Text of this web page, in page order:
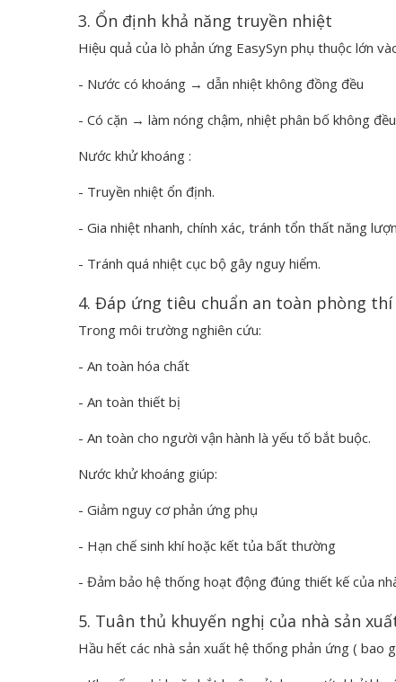
3. Ổn định khả năng truyền nhiệt
Hiệu quả của lò phản ứng EasySyn phụ thuộc lớn
- Nước có khoáng → dẫn nhiệt không đồng đều
- Có cặn → làm nóng chậm, nhiệt phân bố không
Nước khử khoáng :
- Truyền nhiệt ổn định.
- Gia nhiệt nhanh, chính xác, tránh tổn thất năng
- Tránh quá nhiệt cục bộ gây nguy hiểm.
4. Đáp ứng tiêu chuẩn an toàn phòng
Trong môi trường nghiên cứu:
- An toàn hóa chất
- An toàn thiết bị
- An toàn cho người vận hành là yếu tố bắt buộc.
Nước khử khoáng giúp:
- Giảm nguy cơ phản ứng phụ
- Hạn chế sinh khí hoặc kết tủa bất thường
- Đảm bảo hệ thống hoạt động đúng thiết kế của
5. Tuân thủ khuyến nghị của nhà sản
Hầu hết các nhà sản xuất hệ thống phản ứng ( bao